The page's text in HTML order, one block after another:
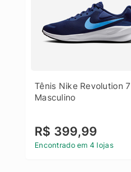
Tênis Nike Revolution 7
Masculino
R$ 399,99
Encontrado em 4 lojas